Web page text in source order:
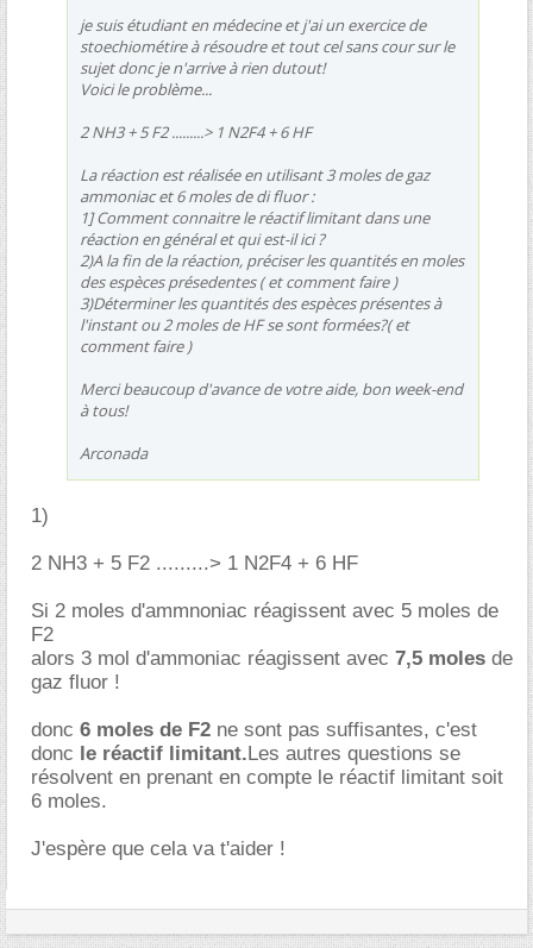
je suis étudiant en médecine et j'ai un exercice de
stoechiométire à résoudre et tout cel sans cour sur le
sujet donc je n'arrive à rien dutout!
Voici le problème...
2 NH3 + 5 F2 .........> 1 N2F4 + 6 HF
La réaction est réalisée en utilisant 3 moles de gaz
ammoniac et 6 moles de di fluor :
1] Comment connaitre le réactif limitant dans une
réaction en général et qui est-il ici ?
2)A la fin de la réaction, préciser les quantités en moles
des espèces présedentes ( et comment faire )
3)Déterminer les quantités des espèces présentes à
l'instant ou 2 moles de HF se sont formées?( et
comment faire )
Merci beaucoup d'avance de votre aide, bon week-end
à tous!
Arconada
1)
2 NH3 + 5 F2 .........> 1 N2F4 + 6 HF
Si 2 moles d'ammnoniac réagissent avec 5 moles de
F2
alors 3 mol d'ammoniac réagissent avec 7,5 moles de
gaz fluor !
donc 6 moles de F2 ne sont pas suffisantes, c'est
donc le réactif limitant.Les autres questions se
résolvent en prenant en compte le réactif limitant soit
6 moles.
J'espère que cela va t'aider !